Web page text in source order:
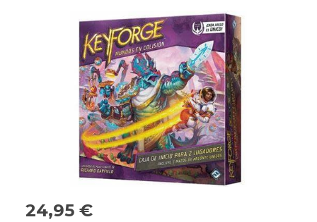
24,95 €